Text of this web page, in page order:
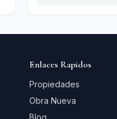
Enlaces Rapidos
Propiedades
Obra Nueva
Blog